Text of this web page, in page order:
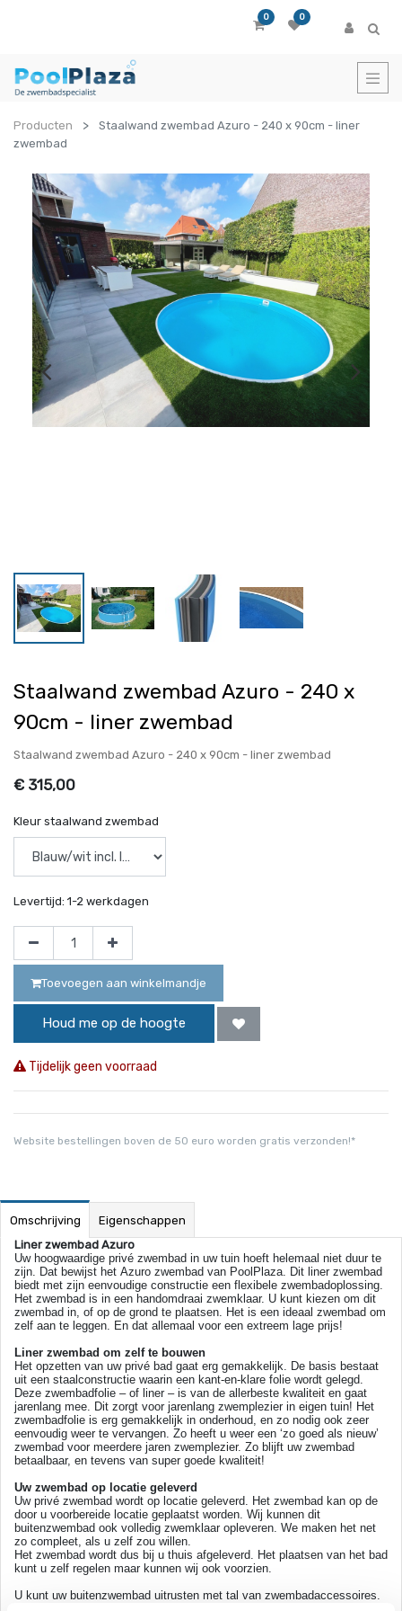
0 0
Producten
Staalwand zwembad Azuro - 240 x 90cm - liner
zwembad
Staalwand zwembad Azuro - 240 x
90cm - liner zwembad
Staalwand zwembad Azuro - 240 x 90cm - liner zwembad
€ 315,00
Kleur staalwand zwembad
Levertijd: 1-2 werkdagen
Toevoegen aan winkelmandje
Houd me op de hoogte
Tijdelijk geen voorraad
Website bestellingen boven de 50 euro worden gratis verzonden!*
Omschrijving
Eigenschappen
Liner zwembad Azuro
Uw hoogwaardige privé zwembad in uw tuin hoeft helemaal niet duur te
zijn. Dat bewijst het Azuro zwembad van PoolPlaza. Dit liner zwembad
biedt met zijn eenvoudige constructie een flexibele zwembadoplossing.
Het zwembad is in een handomdraai zwemklaar. U kunt kiezen om dit
zwembad in, of op de grond te plaatsen. Het is een ideaal zwembad om
zelf aan te leggen. En dat allemaal voor een extreem lage prijs!
Liner zwembad om zelf te bouwen
Het opzetten van uw privé bad gaat erg gemakkelijk. De basis bestaat
uit een staalconstructie waarin een kant-en-klare folie wordt gelegd.
Deze zwembadfolie – of liner – is van de allerbeste kwaliteit en gaat
jarenlang mee. Dit zorgt voor jarenlang zwemplezier in eigen tuin! Het
zwembadfolie is erg gemakkelijk in onderhoud, en zo nodig ook zeer
eenvoudig weer te vervangen. Zo heeft u weer een ‘zo goed als nieuw’
zwembad voor meerdere jaren zwemplezier. Zo blijft uw zwembad
betaalbaar, en tevens van super goede kwaliteit!
Uw zwembad op locatie geleverd
Uw privé zwembad wordt op locatie geleverd. Het zwembad kan op de
door u voorbereide locatie geplaatst worden. Wij kunnen dit
buitenzwembad ook volledig zwemklaar opleveren. We maken het net
zo compleet, als u zelf zou willen.
Het zwembad wordt dus bij u thuis afgeleverd. Het plaatsen van het bad
kunt u zelf regelen maar kunnen wij ook voorzien.
U kunt uw buitenzwembad uitrusten met tal van zwembadaccessoires.